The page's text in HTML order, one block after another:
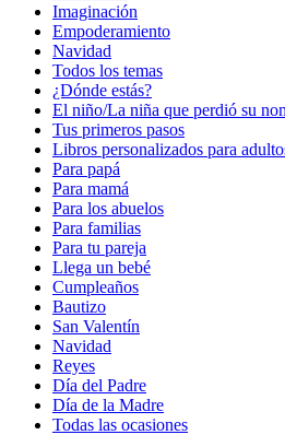
Imaginación
Empoderamiento
Navidad
Todos los temas
¿Dónde estás?
El niño/La niña que perdió su
Tus primeros pasos
Libros personalizados para
Para papá
Para mamá
Para los abuelos
Para familias
Para tu pareja
Llega un bebé
Cumpleaños
Bautizo
San Valentín
Navidad
Reyes
Día del Padre
Día de la Madre
Todas las ocasiones